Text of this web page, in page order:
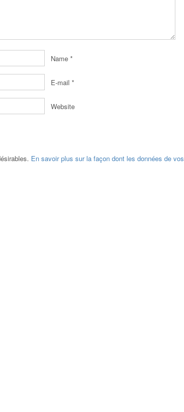
Name *
E-mail *
Website
En savoir plus sur la façon dont les données de vos